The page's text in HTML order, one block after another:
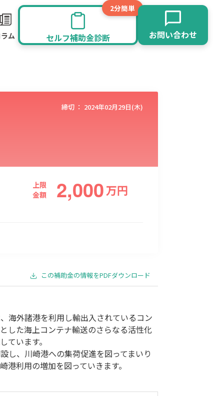
ム
2分簡単
セルフ補助金診断 お問い合わせ
その他
締切 ： 2024年02月29日(木)
上限
金額
2,000万円
この補助金の情報をPDFダウンロード
海外諸港を利用し輸出入されているコン
した海上コンテナ輸送のさらなる活性化
ています。
し、川崎港への集荷促進を図ってまいり
利用の増加を図っていきます。